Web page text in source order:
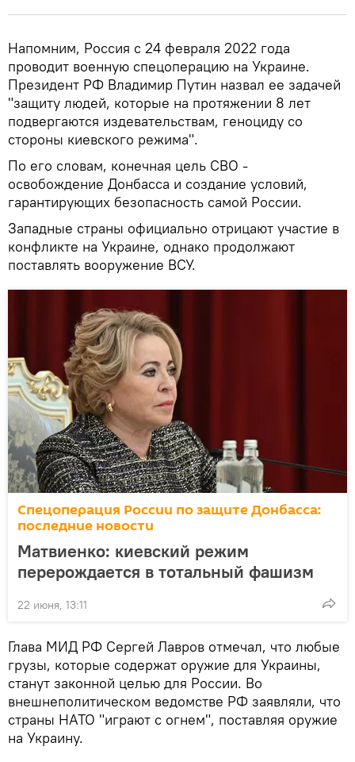
Напомним, Россия с 24 февраля 2022 года
проводит военную спецоперацию на Украине.
Президент РФ Владимир Путин назвал ее задачей
"защиту людей, которые на протяжении 8 лет
подвергаются издевательствам, геноциду со
стороны киевского режима".
По его словам, конечная цель СВО -
освобождение Донбасса и создание условий,
гарантирующих безопасность самой России.
Западные страны официально отрицают участие в
конфликте на Украине, однако продолжают
поставлять вооружение ВСУ.
Спецоперация России по защите Донбасса:
последние новости
Матвиенко: киевский режим
перерождается в тотальный фашизм
22 июня, 13:11
Глава МИД РФ Сергей Лавров отмечал, что любые
грузы, которые содержат оружие для Украины,
станут законной целью для России. Во
внешнеполитическом ведомстве РФ заявляли, что
страны НАТО "играют с огнем", поставляя оружие
на Украину.